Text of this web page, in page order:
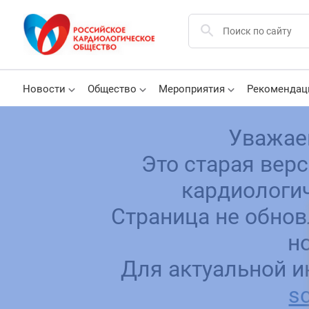
Новости Общество Мероприятия
Это старая
Страница не
Для актуальной